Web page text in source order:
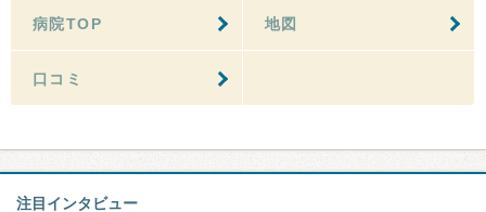
病院TOP 地図
口コミ
注目インタビュー